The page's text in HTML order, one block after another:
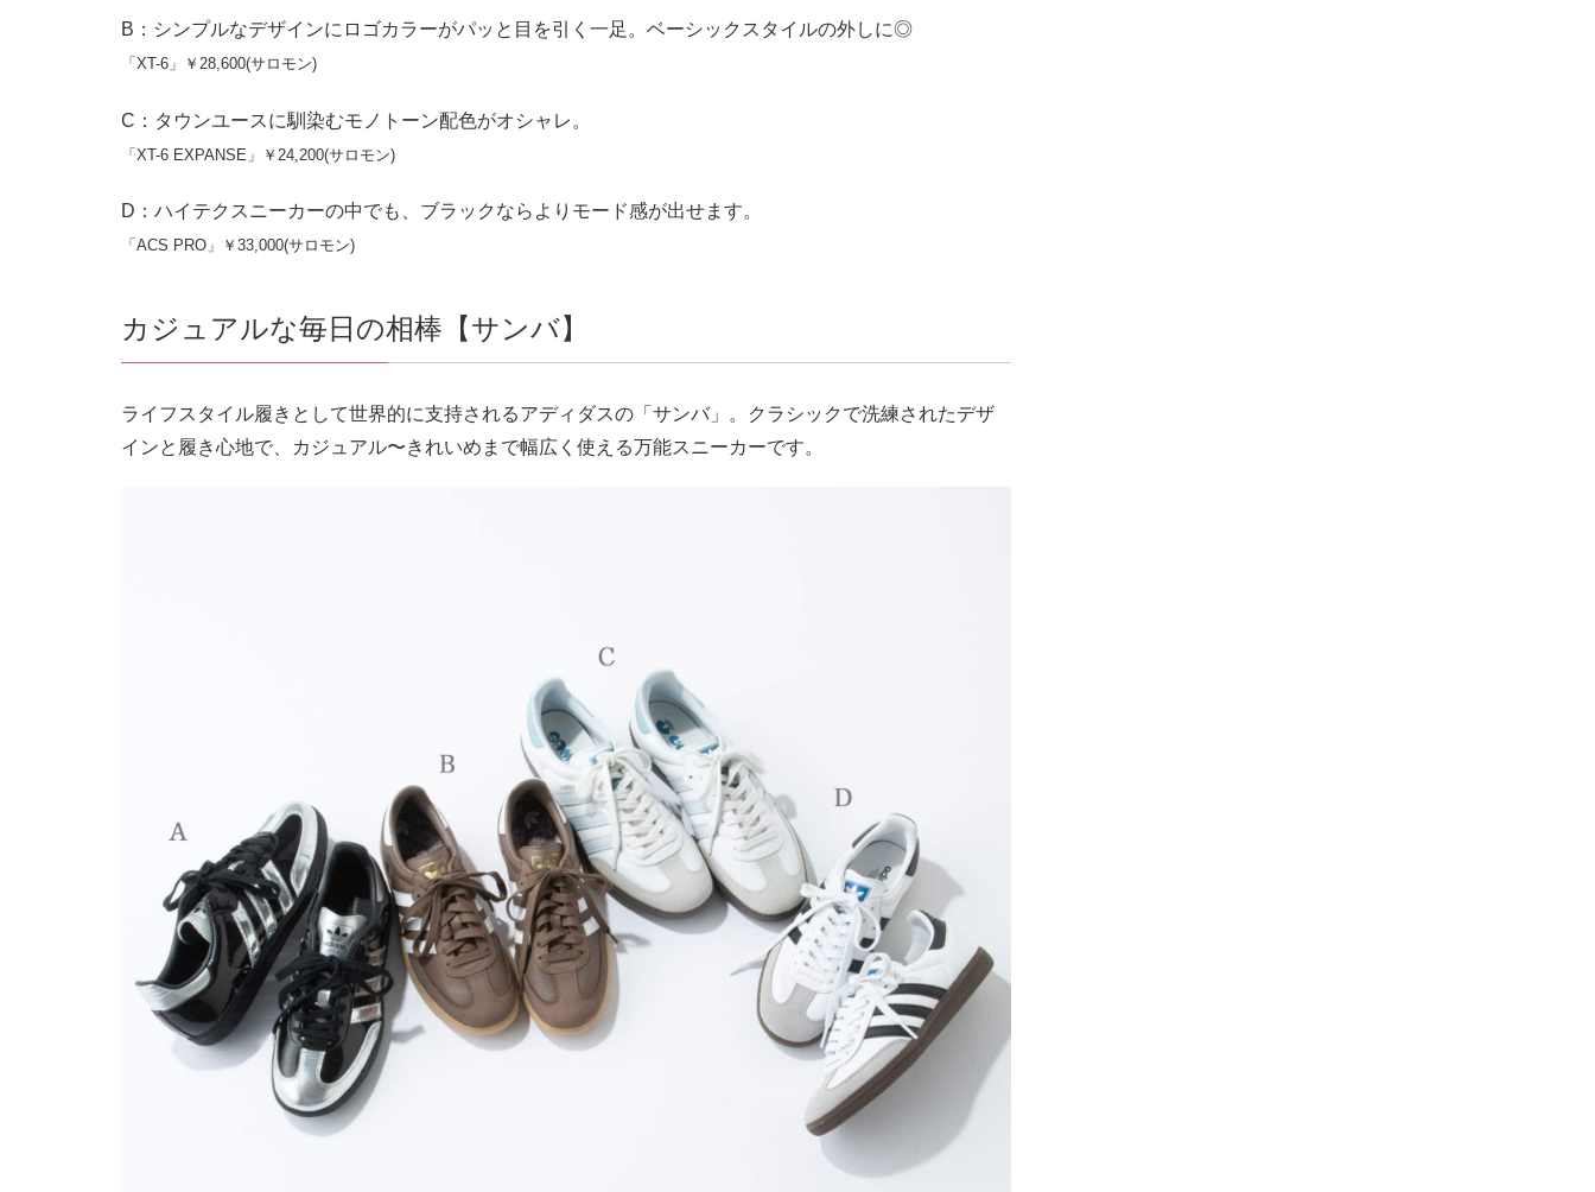
B：シンプルなデザインにロゴカラーがパッと目を引く一足。ベーシックスタイルの外しに◎
「XT-6」￥28,600(サロモン)
C：タウンユースに馴染むモノトーン配色がオシャレ。
「XT-6 EXPANSE」￥24,200(サロモン)
D：ハイテクスニーカーの中でも、ブラックならよりモード感が出せます。
「ACS PRO」￥33,000(サロモン)
カジュアルな毎日の相棒【サンバ】
ライフスタイル履きとして世界的に支持されるアディダスの「サンバ」。クラシックで洗練されたデザ
インと履き心地で、カジュアル〜きれいめまで幅広く使える万能スニーカーです。